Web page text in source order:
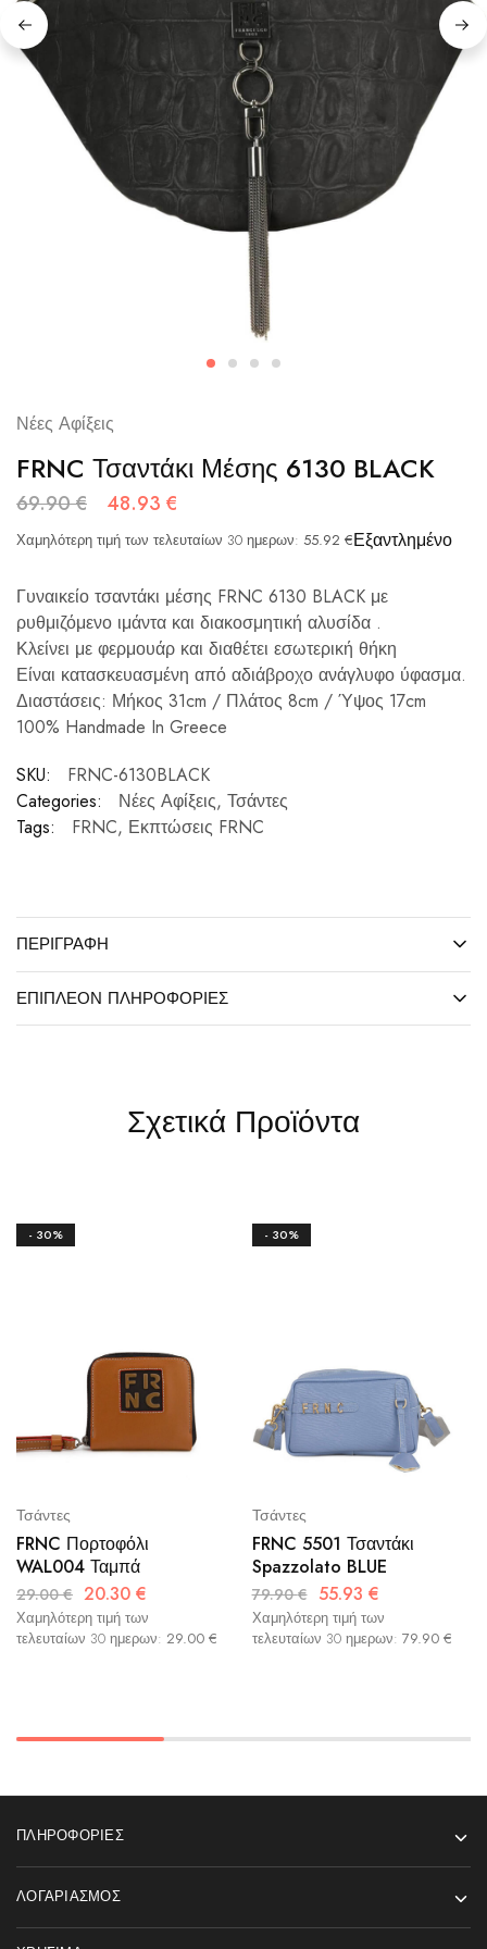
Νέες Αφίξεις
FRNC Τσαντάκι Μέσης 6130 BLACK
69.90€ 48.93 €
Χαμηλότερη τιμή των τελευταίων 30 ημερων: 55.92 €Εξαντλημένο
Γυναικείο τσαντάκι μέσης FRNC 6130 BLACK με
ρυθμιζόμενο ιμάντα και διακοσμητική αλυσίδα .
Κλείνει με φερμουάρ και διαθέτει εσωτερική θήκη
Είναι κατασκευασμένη από αδιάβροχο ανάγλυφο ύφασμα.
Διαστάσεις: Μήκος 31cm / Πλάτος 8cm / Ύψος 17cm
100% Handmade In Greece
SKU:
FRNC-6130BLACK
Categories:
Νέες Αφίξεις, Τσάντες
Tags:
FRNC, Εκπτώσεις FRNC
ΠΕΡΙΓΡΑΦΉ
ΕΠΙΠΛΈΟΝ ΠΛΗΡΟΦΟΡΊΕΣ
Σχετικά Προϊόντα
- 30%
Τσάντες
FRNC Πορτοφόλι
WAL004 Ταμπά
29.00€ 20.30 €
Χαμηλότερη τιμή των
τελευταίων 30 ημερων: 29.00 €
- 30%
Τσάντες
FRNC 5501 Τσαντάκι
Spazzolato BLUE
79.90€ 55.93 €
Χαμηλότερη τιμή των
τελευταίων 30 ημερων: 79.90 €
ΠΛΗΡΟΦΟΡΊΕΣ
ΛΟΓΑΡΙΑΣΜΌΣ